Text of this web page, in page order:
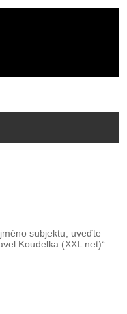
subjektu, uveďte
Koudelka (XXL net)“